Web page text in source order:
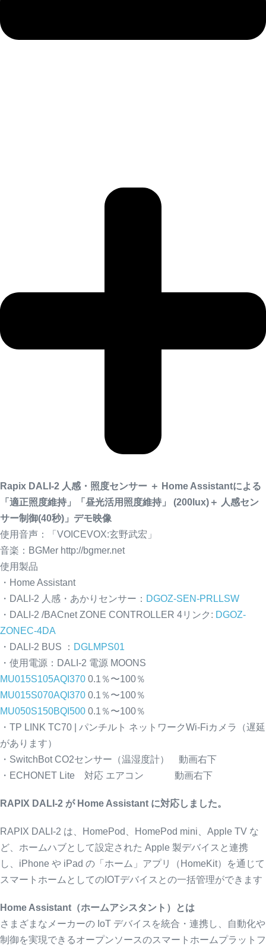
Rapix DALI-2 人感・照度センサー ＋ Home Assistantによる
「適正照度維持」「 昼光活用照度維持 」 (200lux)＋ 人感セン
サー制御(40秒)」デモ映像
使用音声：「VOICEVOX:玄野武宏」
音楽：BGMer http://bgmer.net
使用製品
・Home Assistant
・DALI-2 人感・あかりセンサー： DGOZ-SEN-PRLLSW
・DALI-2 /BACnet ZONE CONTROLLER 4リンク: DGOZ-
ZONEC-4DA
・DALI-2 BUS ： DGLMPS01
・使用電源：DALI-2 電源 MOONS
MU015S105AQI370 0.1％〜100％
MU015S070AQI370 0.1％〜100％
MU050S150BQI500 0.1％〜100％
・TP LINK TC70 | パンチルト ネットワークWi-Fiカメラ（遅延
があります）
・SwitchBot CO2センサー（温湿度計） 動画右下
・ECHONET Lite 対応 エアコン 動画右下
RAPIX DALI-2 が Home Assistant に対応しました。
RAPIX DALI-2 は、HomePod、HomePod mini、Apple TV な
ど、ホームハブとして設定された Apple 製デバイスと連携
し、iPhone や iPad の「ホーム」アプリ（HomeKit）を通じて
スマートホームとしてのIOTデバイスとの一括管理ができます
Home Assistant （ホームアシスタント）とは
さまざまなメーカーの IoT デバイスを統合・連携し、自動化や
制御を実現できるオープンソースのスマートホームプラットフ